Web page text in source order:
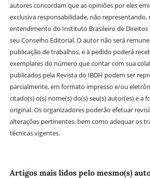
autores concordam que as opiniões por eles
exclusiva responsabilidade, não representando,
entendimento do Instituto Brasileiro de
seu Conselho Editorial. O autor não será
publicação de trabalhos, e à pedido poderá
exemplares do número que contar com sua
publicados pela Revista do IBDH podem ser
parcialmente, em formato impresso e/ou
citado(s) o(s) nome(s) do(s) seu(s) autor(es) e a
original. Os organizadores poderão efetuar
alterações pertinentes, bem como adequar os
técnicas vigentes.
Artigos mais lidos pelo mesmo(s)